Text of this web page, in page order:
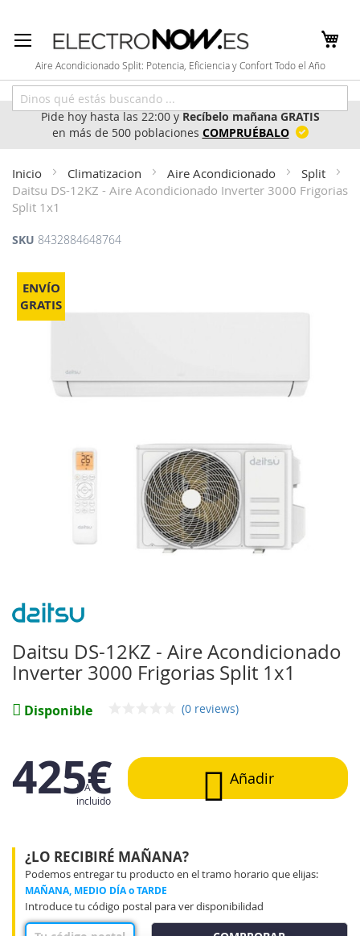
al
contenido
Aire Acondicionado Split: Potencia, Eficiencia y Confort Todo el Año
Pide hoy hasta las 22:00 yRecíbelo mañana GRATIS
en más de 500 poblaciones COMPRUÉBALO
Inicio Climatizacion Aire Acondicionado
Split
Daitsu DS-12KZ - Aire Acondicionado Inverter 3000 Frigorias
Split 1x1
Daitsu DS-12KZ - Aire Acondicionado
Inverter 3000 Frigorias Split 1x1
Disponible (0 reviews)
425€
IVA
incluido
Añadir
¿LO RECIBIRÉ MAÑANA?
Podemos entregar tu producto en el tramo horario que elijas:
MAÑANA, MEDIO DÍA o TARDE
Introduce tu código postal para ver disponibilidad
ENVÍO
GRATIS
SKU 8432884648764
Saltar
final
de
imágenes
Saltar
al
de
la
de
imágenes